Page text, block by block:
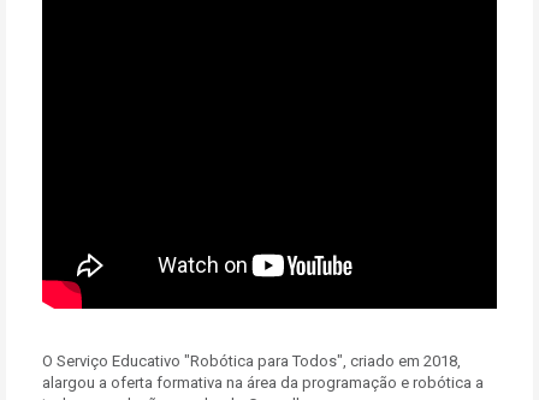
O Serviço Educativo "Robótica para Todos", criado em 2018,
alargou a oferta formativa na área da programação e robótica a